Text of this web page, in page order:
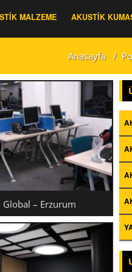
MALZEME AKUSTIK
Anasayfa/
GLOBAL –
ERZURUM
Global – Erzurum